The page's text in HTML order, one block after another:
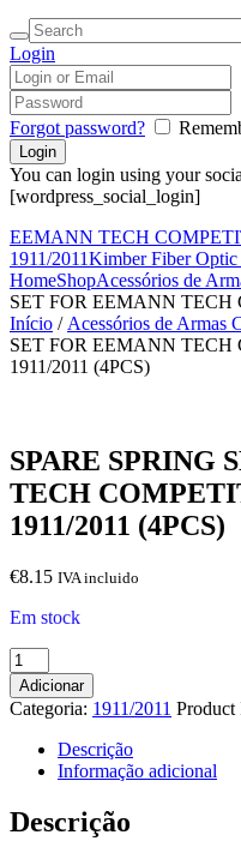
Login
Forgot password?
You can login using your
[wordpress_social_login]
EEMANN TECH
1911/2011Kimber Fiber Optic
HomeShopAcessórios de
SET FOR EEMANN TECH
Início / Acessórios de Armas
SET FOR EEMANN
1911/2011 (4PCS)
SPARE SPRING
TECH
1911/2011 (4PCS)
€8.15 IVA incluido
Em stock
Quantidade
de
SPARE
SPRING
SET
FOR
EEMANN
TECH
COMPETITION
Adicionar
Categoria: 1911/2011 Product
Descrição
Informação adicional
Descrição